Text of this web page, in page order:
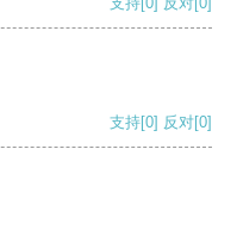
支持[0] 反对[0]